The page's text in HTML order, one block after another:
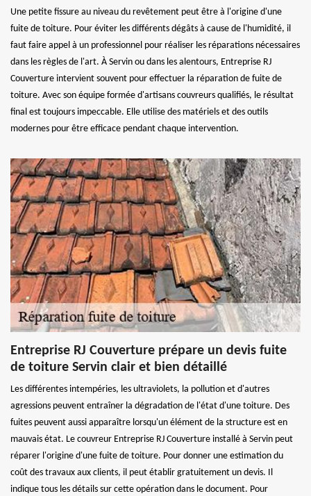
Une petite fissure au niveau du revêtement peut être à l'origine d'une
fuite de toiture. Pour éviter les différents dégâts à cause de l'humidité, il
faut faire appel à un professionnel pour réaliser les réparations nécessaires
dans les règles de l'art. À Servin ou dans les alentours, Entreprise RJ
Couverture intervient souvent pour effectuer la réparation de fuite de
toiture. Avec son équipe formée d'artisans couvreurs qualifiés, le résultat
final est toujours impeccable. Elle utilise des matériels et des outils
modernes pour être efficace pendant chaque intervention.
Entreprise RJ Couverture prépare un devis fuite
de toiture Servin clair et bien détaillé
Les différentes intempéries, les ultraviolets, la pollution et d'autres
agressions peuvent entraîner la dégradation de l'état d'une toiture. Des
fuites peuvent aussi apparaître lorsqu'un élément de la structure est en
mauvais état. Le couvreur Entreprise RJ Couverture installé à Servin peut
réparer l'origine d'une fuite de toiture. Pour donner une estimation du
coût des travaux aux clients, il peut établir gratuitement un devis. Il
indique tous les détails sur cette opération dans le document. Pour